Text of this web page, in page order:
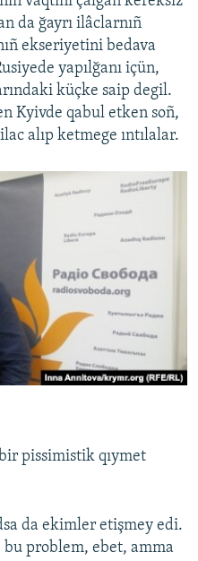
da ğayrı ilâclarnıñ
ekseriyetini bedava
yapılğanı içün,
küçke saip degil.
Kyivde qabul etken soñ,
alıp ketmege ıntılalar.
pissimistik qıymet
da ekimler etişmey edi.
problem, ebet, amma